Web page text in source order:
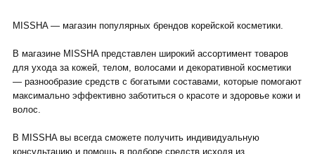
MISSHA — магазин популярных брендов корейской косметики.
В магазине MISSHA представлен широкий ассортимент товаров
для ухода за кожей, телом, волосами и декоративной косметики
— разнообразие средств с богатыми составами, которые помогают
максимально эффективно заботиться о красоте и здоровье кожи и
волос.
В MISSHA вы всегда сможете получить индивидуальную
консультацию и помощь в подборе средств исходя из